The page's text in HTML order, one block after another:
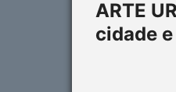
ARTE
cidade